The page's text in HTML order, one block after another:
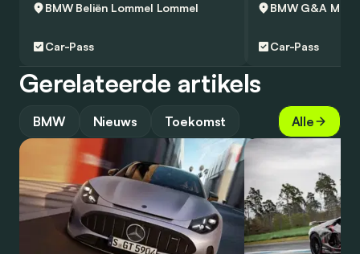
BMW Beliën Lommel Lommel
Car-Pass
BMW G&A
Car-Pass
Gerelateerde artikels
BMW Nieuws Toekomst Alle